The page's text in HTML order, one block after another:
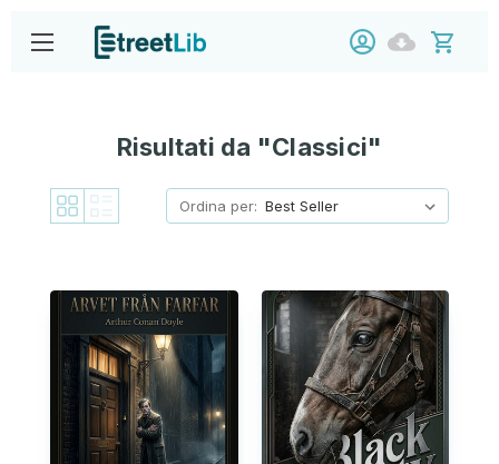
Risultati da "Classici"
Ordina per: